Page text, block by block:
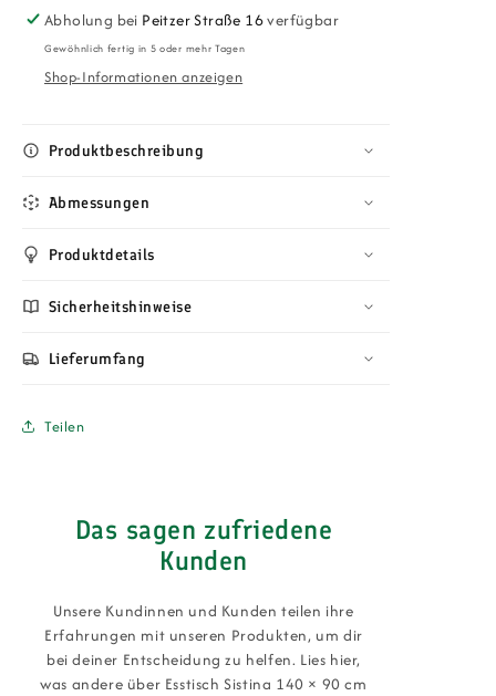
140
90
cm
Massiver
geölt,
Loft
Design
140
90
cm
Massiver
Abholung bei Peitzer Straße 16verfügbar
Gewöhnlich fertig in 5 oder mehr Tagen
Shop-Informationen anzeigen
Produktbeschreibung
Abmessungen
Produktdetails
Sicherheitshinweise
Lieferumfang
Teilen
Das sagen zufriedene
Kunden
Unsere Kundinnen und Kunden teilen ihre
Erfahrungen mit unseren Produkten, um dir
bei deiner Entscheidung zu helfen. Lies hier,
was andere über Esstisch Sistina 140 × 90 cm